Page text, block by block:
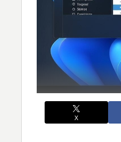
X